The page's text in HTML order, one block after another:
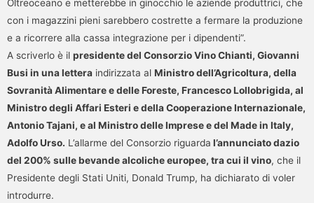
Oltreoceano e metterebbe in ginocchio le aziende produttrici, che
con i magazzini pieni sarebbero costrette a fermare la produzione
e a ricorrere alla cassa integrazione per i dipendenti”.
A scriverlo è il presidente del Consorzio Vino Chianti, Giovanni
Busi in una lettera indirizzata al Ministro dell’Agricoltura, della
Sovranità Alimentare e delle Foreste, Francesco Lollobrigida, al
Ministro degli Affari Esteri e della Cooperazione Internazionale,
Antonio Tajani, e al Ministro delle Imprese e del Made in Italy,
Adolfo Urso. L’allarme del Consorzio riguarda l’annunciato dazio
del 200% sulle bevande alcoliche europee, tra cui il vino, che il
Presidente degli Stati Uniti, Donald Trump, ha dichiarato di voler
introdurre.